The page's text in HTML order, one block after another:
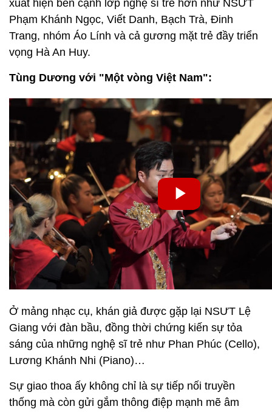
xuất hiện bên cạnh lớp nghệ sĩ trẻ hơn như NSƯT
Phạm Khánh Ngọc, Viết Danh, Bạch Trà, Đinh
Trang, nhóm Áo Lính và cả gương mặt trẻ đầy triển
vọng Hà An Huy.
Tùng Dương với "Một vòng Việt Nam":
Ở mảng nhạc cụ, khán giả được gặp lại NSƯT Lệ
Giang với đàn bầu, đồng thời chứng kiến sự tỏa
sáng của những nghệ sĩ trẻ như Phan Phúc (Cello),
Lương Khánh Nhi (Piano)…
Sự giao thoa ấy không chỉ là sự tiếp nối truyền
thống mà còn gửi gắm thông điệp mạnh mẽ âm